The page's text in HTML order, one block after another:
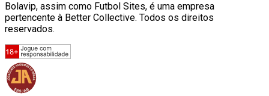
Bolavip, assim como Futbol Sites, é uma empresa
pertencente à Better Collective. Todos os direitos
reservados.